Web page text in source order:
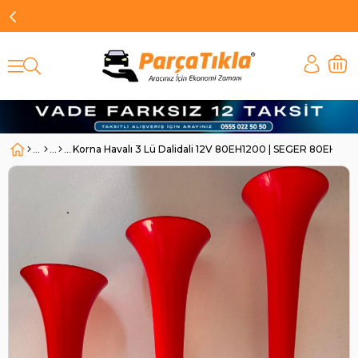
Korna Havalı 3 Lü Dalidali 12V 80EH1200 | SEGER